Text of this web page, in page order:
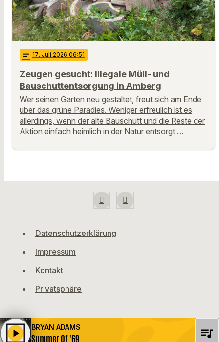
notes 17. Juli 2026 06:51
Zeugen gesucht: Illegale Müll- und
Bauschuttentsorgung in Amberg
Wer seinen Garten neu gestaltet, freut sich am Ende
über das grüne Paradies. Weniger erfreulich ist es
allerdings, wenn der alte Bauschutt und die Reste der
Aktion einfach heimlich in der Natur entsorgt …
Datenschutzerklärung
Impressum
Kontakt
Privatsphäre
BRYAN ADAMS
Summer Of '69
play_arrow queue_music